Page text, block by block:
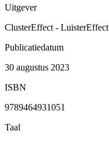
Uitgever
ClusterEffect - LuisterEffect
Publicatiedatum
30 augustus 2023
ISBN
9789464931051
Taal